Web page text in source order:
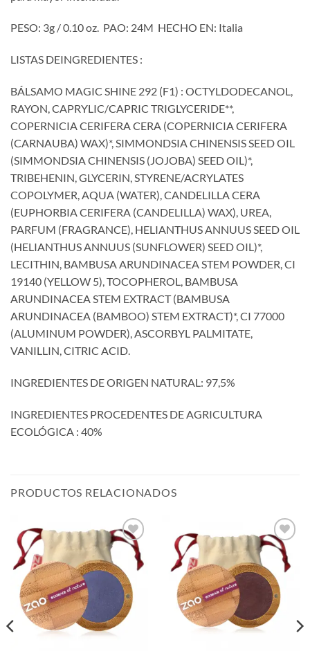
PESO: 3g / 0.10 oz. PAO: 24M HECHO EN: Italia
LISTAS DEINGREDIENTES :
BÁLSAMO MAGIC SHINE 292 (F1) : OCTYLDODECANOL,
RAYON, CAPRYLIC/CAPRIC TRIGLYCERIDE**,
COPERNICIA CERIFERA CERA (COPERNICIA CERIFERA
(CARNAUBA) WAX)*, SIMMONDSIA CHINENSIS SEED OIL
(SIMMONDSIA CHINENSIS (JOJOBA) SEED OIL)*,
TRIBEHENIN, GLYCERIN, STYRENE/ACRYLATES
COPOLYMER, AQUA (WATER), CANDELILLA CERA
(EUPHORBIA CERIFERA (CANDELILLA) WAX), UREA,
PARFUM (FRAGRANCE), HELIANTHUS ANNUUS SEED OIL
(HELIANTHUS ANNUUS (SUNFLOWER) SEED OIL)*,
LECITHIN, BAMBUSA ARUNDINACEA STEM POWDER, CI
19140 (YELLOW 5), TOCOPHEROL, BAMBUSA
ARUNDINACEA STEM EXTRACT (BAMBUSA
ARUNDINACEA (BAMBOO) STEM EXTRACT)*, CI 77000
(ALUMINUM POWDER), ASCORBYL PALMITATE,
VANILLIN, CITRIC ACID.
INGREDIENTES DE ORIGEN NATURAL: 97,5%
INGREDIENTES PROCEDENTES DE AGRICULTURA
ECOLÓGICA : 40%
PRODUCTOS RELACIONADOS
Añadir
a la
lista de
deseos
Añadir
a la
lista de
deseos